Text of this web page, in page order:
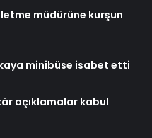
müdürüne kurşun
minibüse isabet etti
açıklamalar kabul